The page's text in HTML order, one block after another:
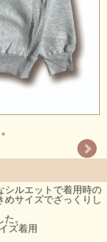
シルエットで着用時の
めサイズでざっくりし
。
ズ着用